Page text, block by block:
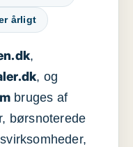
årligt
,
, og
bruges af
børsnoterede